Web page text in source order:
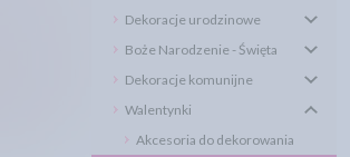
Dekoracje urodzinowe
Boże Narodzenie - Święta
Dekoracje komunijne
Walentynki
Akcesoria do dekorowania